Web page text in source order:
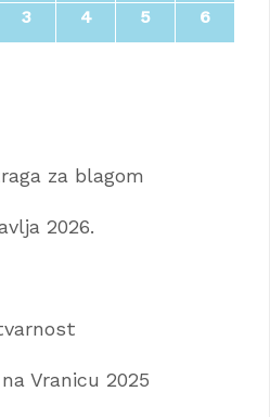
3 4 5 6
za blagom
2026.
Vranicu 2025